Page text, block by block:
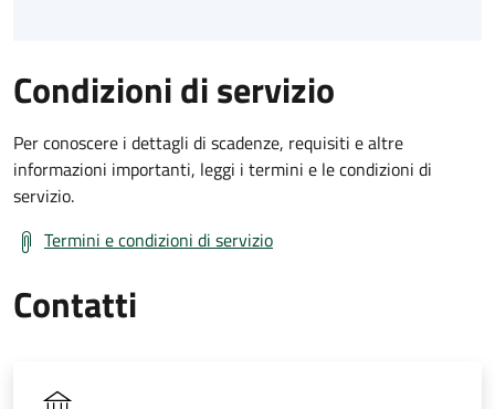
Condizioni di servizio
Per conoscere i dettagli di scadenze, requisiti e altre
informazioni importanti, leggi i termini e le condizioni di
servizio.
Termini e condizioni di servizio
Contatti